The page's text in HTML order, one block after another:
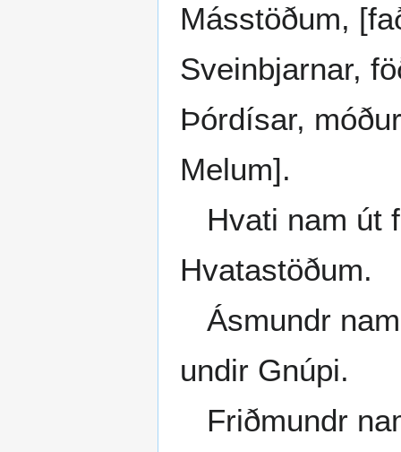
Másstöðum,
Sveinbjarnar,
Þórdísar,
Melum].
Hvati nam út
Hvatastöðum.
Ásmundr
undir Gnúpi.
Friðmundr